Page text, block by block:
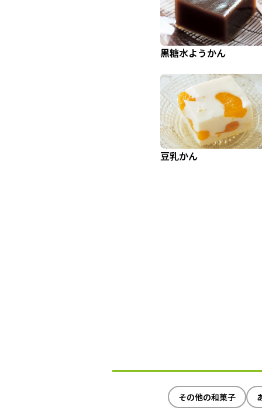
黒糖水ようかん
豆乳かん
その他の和菓子